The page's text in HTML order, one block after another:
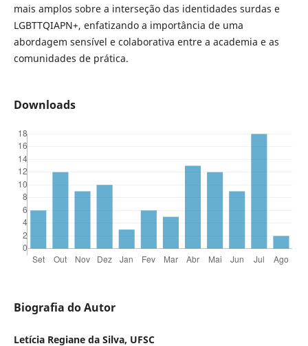
mais amplos sobre a interseção das identidades surdas e
LGBTTQIAPN+, enfatizando a importância de uma
abordagem sensível e colaborativa entre a academia e as
comunidades de prática.
Downloads
Biografia do Autor
Letícia Regiane da Silva, UFSC